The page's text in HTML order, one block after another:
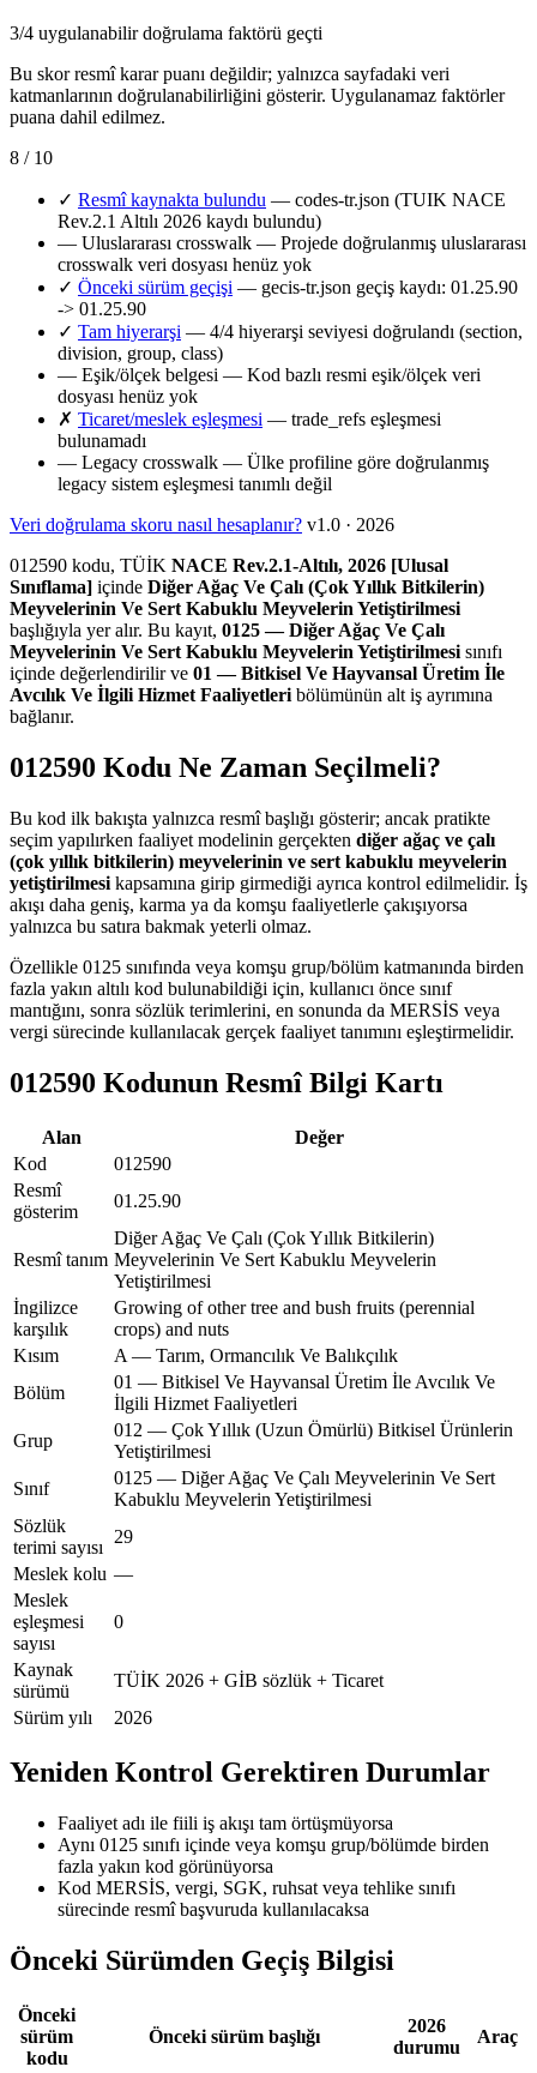
3/4 uygulanabilir doğrulama faktörü geçti
Bu skor resmî karar puanı değildir; yalnızca sayfadaki veri
katmanlarının doğrulanabilirliğini gösterir. Uygulanamaz faktörler
puana dahil edilmez.
8 / 10
✓ Resmî kaynakta bulundu — codes-tr.json (TUIK NACE
Rev.2.1 Altılı 2026 kaydı bulundu)
— Uluslararası crosswalk — Projede doğrulanmış uluslararası
crosswalk veri dosyası henüz yok
✓ Önceki sürüm geçişi — gecis-tr.json geçiş kaydı: 01.25.90
-> 01.25.90
✓ Tam hiyerarşi — 4/4 hiyerarşi seviyesi doğrulandı (section,
division, group, class)
— Eşik/ölçek belgesi — Kod bazlı resmi eşik/ölçek veri
dosyası henüz yok
✗ Ticaret/meslek eşleşmesi — trade_refs eşleşmesi
bulunamadı
— Legacy crosswalk — Ülke profiline göre doğrulanmış
legacy sistem eşleşmesi tanımlı değil
Veri doğrulama skoru nasıl hesaplanır? v1.0 · 2026
012590 kodu, TÜİK NACE Rev.2.1-Altılı, 2026 [Ulusal
Sınıflama] içinde Diğer Ağaç Ve Çalı (Çok Yıllık Bitkilerin)
Meyvelerinin Ve Sert Kabuklu Meyvelerin Yetiştirilmesi
başlığıyla yer alır. Bu kayıt, 0125 — Diğer Ağaç Ve Çalı
Meyvelerinin Ve Sert Kabuklu Meyvelerin Yetiştirilmesisınıfı
içinde değerlendirilir ve 01 — Bitkisel Ve Hayvansal Üretim İle
Avcılık Ve İlgili Hizmet Faaliyetleribölümünün alt iş ayrımına
bağlanır.
012590 Kodu Ne Zaman Seçilmeli?
Bu kod ilk bakışta yalnızca resmî başlığı gösterir; ancak pratikte
seçim yapılırken faaliyet modelinin gerçekten diğer ağaç ve çalı
(çok yıllık bitkilerin) meyvelerinin ve sert kabuklu meyvelerin
yetiştirilmesi kapsamına girip girmediği ayrıca kontrol edilmelidir. İş
akışı daha geniş, karma ya da komşu faaliyetlerle çakışıyorsa
yalnızca bu satıra bakmak yeterli olmaz.
Özellikle 0125 sınıfında veya komşu grup/bölüm katmanında birden
fazla yakın altılı kod bulunabildiği için, kullanıcı önce sınıf
mantığını, sonra sözlük terimlerini, en sonunda da MERSİS veya
vergi sürecinde kullanılacak gerçek faaliyet tanımını eşleştirmelidir.
012590 Kodunun Resmî Bilgi Kartı
Alan
Değer
Kod
012590
Resmî
gösterim
01.25.90
Resmî tanım
Diğer Ağaç Ve Çalı (Çok Yıllık Bitkilerin)
Meyvelerinin Ve Sert Kabuklu Meyvelerin
Yetiştirilmesi
İngilizce
karşılık
Growing of other tree and bush fruits (perennial
crops) and nuts
Kısım
A — Tarım, Ormancılık Ve Balıkçılık
Bölüm
01 — Bitkisel Ve Hayvansal Üretim İle Avcılık Ve
İlgili Hizmet Faaliyetleri
Grup
012 — Çok Yıllık (Uzun Ömürlü) Bitkisel Ürünlerin
Yetiştirilmesi
Sınıf
0125 — Diğer Ağaç Ve Çalı Meyvelerinin Ve Sert
Kabuklu Meyvelerin Yetiştirilmesi
Sözlük
terimi sayısı
29
Meslek kolu —
Meslek
eşleşmesi
sayısı
0
Kaynak
sürümü
TÜİK 2026 + GİB sözlük + Ticaret
Sürüm yılı
2026
Yeniden Kontrol Gerektiren Durumlar
Faaliyet adı ile fiili iş akışı tam örtüşmüyorsa
Aynı 0125 sınıfı içinde veya komşu grup/bölümde birden
fazla yakın kod görünüyorsa
Kod MERSİS, vergi, SGK, ruhsat veya tehlike sınıfı
sürecinde resmî başvuruda kullanılacaksa
Önceki Sürümden Geçiş Bilgisi
Önceki
sürüm
kodu
Önceki sürüm başlığı
2026
durumu
Araç